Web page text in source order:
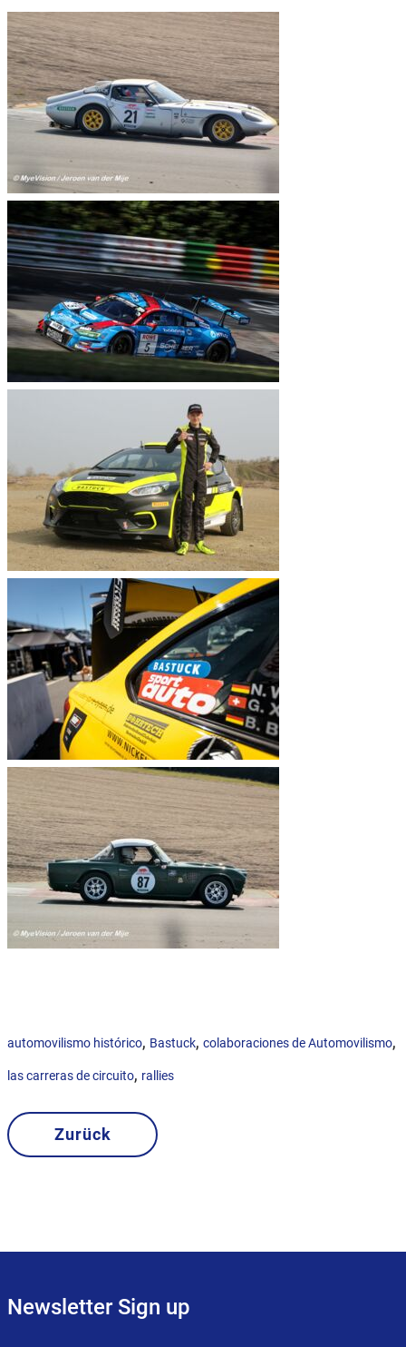
automovilismo histórico, Bastuck, colaboraciones de Automovilismo,
las carreras de circuito, rallies
Zurück
Newsletter Sign up